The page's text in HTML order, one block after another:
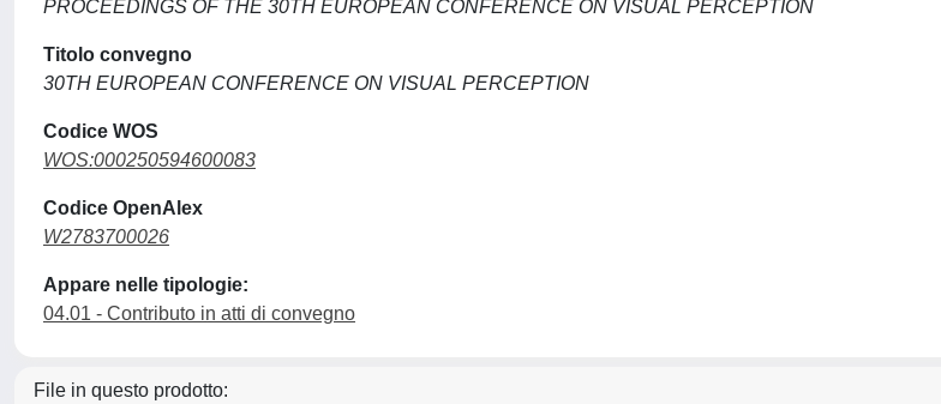
PROCEEDINGS OF THE 30TH EUROPEAN CONFERENCE ON VISUAL PERCEPTION
Titolo convegno
30TH EUROPEAN CONFERENCE ON VISUAL PERCEPTION
Codice WOS
WOS:000250594600083
Codice OpenAlex
W2783700026
Appare nelle tipologie:
04.01 - Contributo in atti di convegno
File in questo prodotto: